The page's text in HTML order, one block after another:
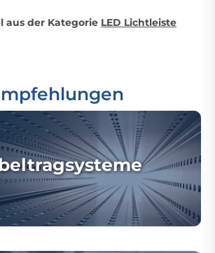
aus der Kategorie LED Lichtleiste